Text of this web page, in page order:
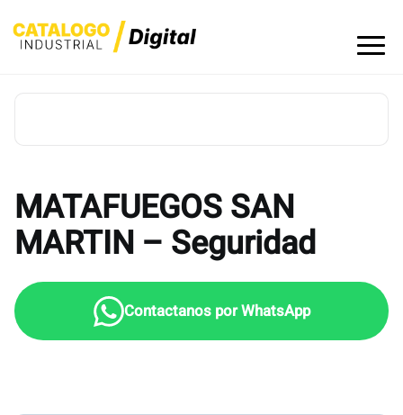
to
MATAFUEGOS SAN
MARTIN – Seguridad